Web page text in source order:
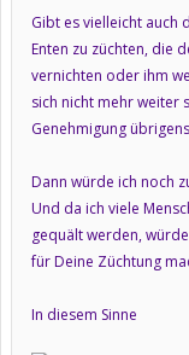
Gibt es vielleicht auch
Enten zu züchten, die
vernichten oder ihm
sich nicht mehr weiter
Genehmigung
Dann würde ich noch
Und da ich viele
gequält werden,
für Deine Züchtung
In diesem Sinne